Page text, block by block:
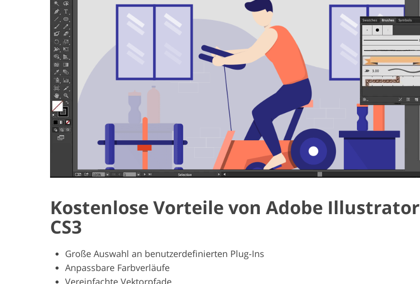
Kostenlose Vorteile von Adobe Illustrator
CS3
Große Auswahl an benutzerdefinierten Plug-Ins
Anpassbare Farbverläufe